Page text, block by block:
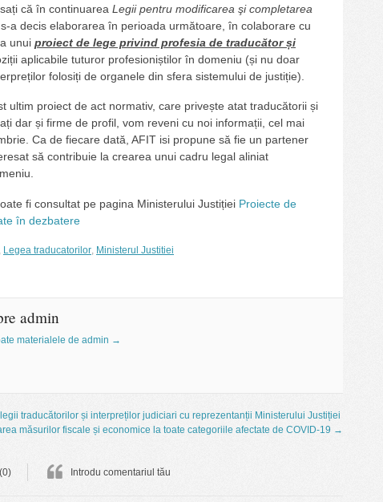
că în continuarea Legiipentru modificarea şi completarea
, s-a decis elaborarea în perioada următoare, în colaborare cu
unui proiect de lege privind profesia de traducător și
aplicabile tuturor profesioniștilor în domeniu (și nu doar
folosiți de organele din sfera sistemului de justiție).
ultim proiect de act normativ, care privește atat traducătorii și
dar și firme de profil, vom reveni cu noi informații, cel mai
Ca de fiecare dată, AFIT isi propune să fie un partener
să contribuie la crearea unui cadru legal aliniat
fi consultat pe pagina Ministerului Justiției Proiecte de
în dezbatere
, Legea traducatorilor, Ministerul Justitiei
admin
materialele de admin →
traducătorilor și interpreților judiciari cu reprezentanții Ministerului Justiției
măsurilor fiscale și economice la toate categoriile afectate de COVID-19 →
Introdu comentariul tău